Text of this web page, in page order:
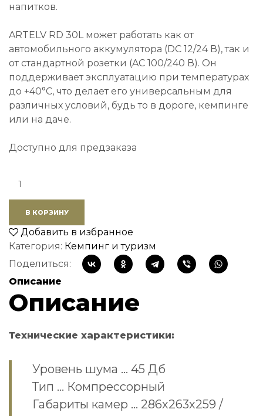
напитков.
ARTELV RD 30L может работать как от
автомобильного аккумулятора (DC 12/24 В), так и
от стандартной розетки (AC 100/240 В). Он
поддерживает эксплуатацию при температурах
до +40°C, что делает его универсальным для
различных условий, будь то в дороге, кемпинге
или на даче.
Доступно для предзаказа
В КОРЗИНУ
Добавить в избранное
Категория: Кемпинг и туризм
Поделиться:
Описание
Описание
Технические характеристики:
Уровень шума … 45 Дб
Тип … Компрессорный
Габариты камер … 286х263х259 /